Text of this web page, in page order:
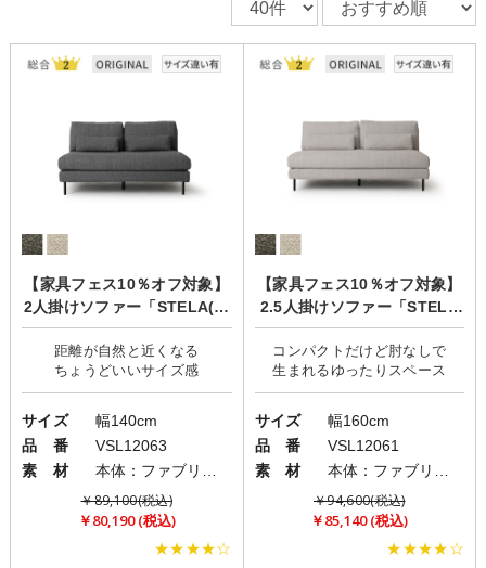
【家具フェス10％オフ対象】
2人掛けソファー「STELA(ス
テラ)」/肘なし
距離が自然と近くなる
サイズ
幅140cm
品 番
VSL12063
素 材
￥89,100(税込)
￥80,190 (税込)
★★★★☆
【家具フェス10％オフ対象】
2.5人掛けソファー「STELA
(ステラ)」/肘なし
コンパクトだけど肘なしで
サイズ
幅160cm
品 番
VSL12061
素 材
￥94,600(税込)
￥85,140 (税込)
★★★★☆